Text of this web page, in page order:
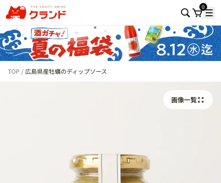
0
TOP 広島県産牡蠣のディップソース
画像一覧